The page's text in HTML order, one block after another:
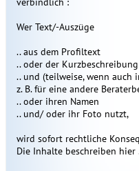
Wer Text/-Auszüge
.. aus dem Profiltext
.. oder der
.. und (teilweise, wenn auch
z. B. für eine andere
.. oder ihren Namen
.. und/ oder ihr Foto nutzt,
wird sofort rechtliche
Die Inhalte beschreiben hier